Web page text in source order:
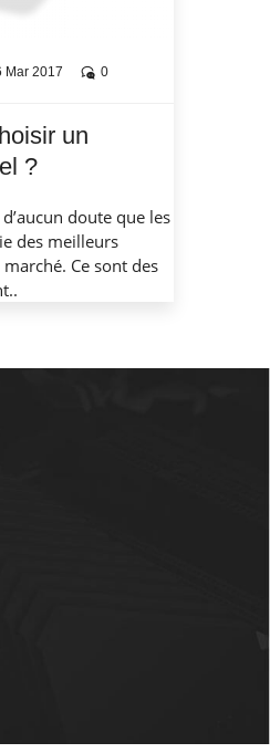
Mar 2017 0
un
?
doute que les
des meilleurs
Ce sont des